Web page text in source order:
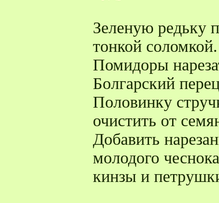
Зеленую редьку
тонкой соломкой.
Помидоры
Болгарский
Половинку
очистить от
Добавить
молодого
кинзы и